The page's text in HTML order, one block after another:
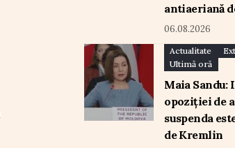
antiaeriană
06.08.2026
Actualitate
Ultimă oră
Maia
opoziției de
suspenda
de Kremlin